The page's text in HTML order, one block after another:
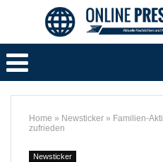
Home » Newsticker » Familien-
zufrieden
Newsticker